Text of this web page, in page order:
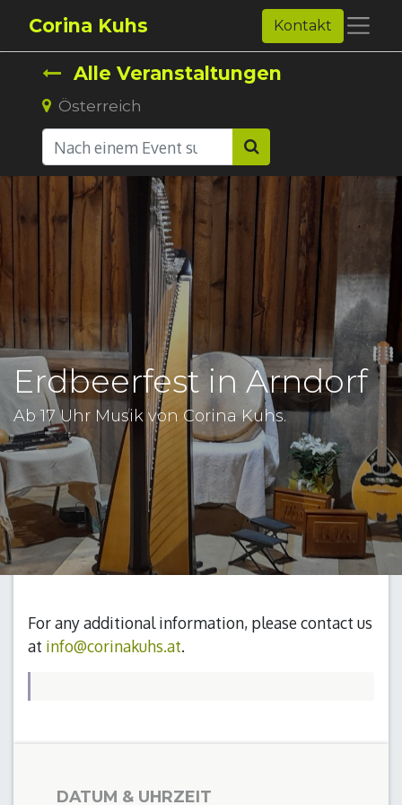
Corina Kuhs Kontakt
Alle Veranstaltungen
Österreich
Erdbeerfest in Arndorf
Ab 17 Uhr Musik von Corina Kuhs.
For any additional information, please contact us
at info@corinakuhs.at.
DATUM & UHRZEIT